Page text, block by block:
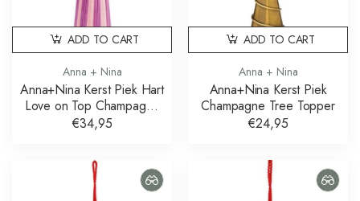
Anna + Nina
Anna+Nina Kerst Piek Hart
Love on Top Champagne
Tree Topper
€34,95
ADD TO CART
Anna + Nina
Anna+Nina Kerst Piek
Champagne Tree Topper
€24,95
ADD TO CART